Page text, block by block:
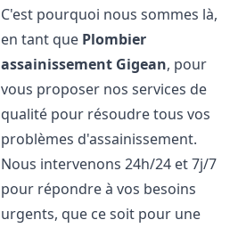
C'est pourquoi nous sommes là,
en tant que Plombier
assainissement Gigean, pour
vous proposer nos services de
qualité pour résoudre tous vos
problèmes d'assainissement.
Nous intervenons 24h/24 et 7j/7
pour répondre à vos besoins
urgents, que ce soit pour une